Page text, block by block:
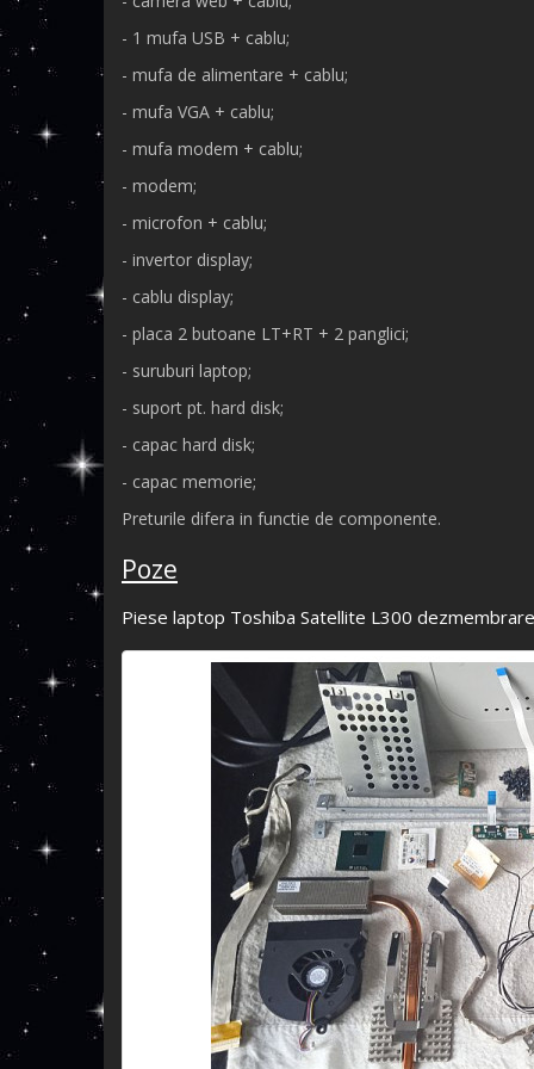
- 1 mufa USB + cablu;
- mufa de alimentare + cablu;
- mufa VGA + cablu;
- mufa modem + cablu;
- modem;
- microfon + cablu;
- invertor display;
- cablu display;
- placa 2 butoane LT+RT + 2 panglici;
- suruburi laptop;
- suport pt. hard disk;
- capac hard disk;
- capac memorie;
Preturile difera in functie de componente.
Poze
Piese laptop Toshiba Satellite L300 dezmembrare